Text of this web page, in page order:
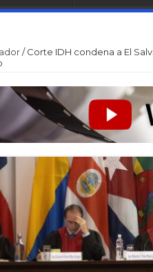
/ Corte IDH condena a El